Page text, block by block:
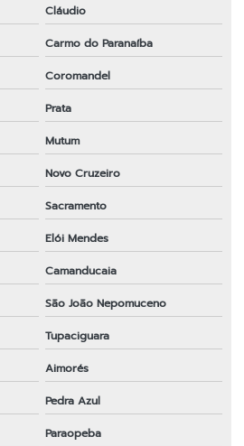
Cláudio
Carmo do Paranaíba
Coromandel
Prata
Mutum
Novo Cruzeiro
Sacramento
Elói Mendes
Camanducaia
São João Nepomuceno
Tupaciguara
Aimorés
Pedra Azul
Paraopeba